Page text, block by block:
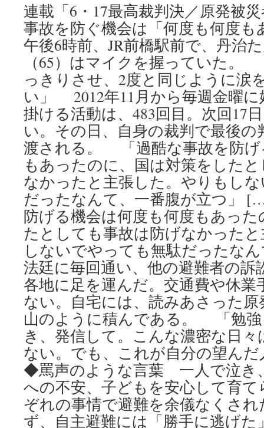
連載「6・17最高裁判決／原発被
事故を防ぐ機会は「何度も何度
午後6時前、JR前橋駅前で、丹治
（65）はマイクを握っていた。
っきりさせ、2度と同じように涙
い」 2012年11月から毎週金曜に
掛ける活動は、483回目。次回17
い。その日、自身の裁判で最後
渡される。 「過酷な事故を防げ
もあったのに、国は対策をした
なかったと主張した。やりもし
だったなんて、一番腹が立つ」
防げる機会は何度も何度もあっ
たとしても事故は防げなかった
しないでやっても無駄だったな
法廷に毎回通い、他の避難者の訴
各地に足を運んだ。交通費や休
ない。自宅には、読みあさった
山のように積んである。 「勉強
き、発信して。こんな濃密な日
ない。でも、これが自分の望ん
◆罵声のような言葉 一人で泣き
への不安、子どもを安心して育
ぞれの事情で避難を余儀なくさ
ず、自主避難には「勝手に逃げ